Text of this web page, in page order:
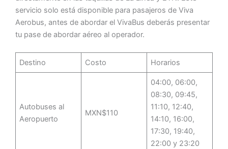
servicio solo está disponible para pasajeros de Viva
Aerobus, antes de abordar el VivaBus deberás presentar
tu pase de abordar aéreo al operador.
Destino Costo Horarios
Autobuses al
Aeropuerto
MXN$110
04:00, 06:00,
08:30, 09:45,
11:10, 12:40,
14:10, 16:00,
17:30, 19:40,
22:00 y 23:20